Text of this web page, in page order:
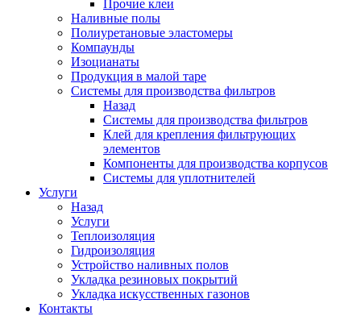
Прочие клеи
Наливные полы
Полиуретановые эластомеры
Компаунды
Изоцианаты
Продукция в малой таре
Системы для производства фильтров
Назад
Системы для производства фильтров
Клей для крепления фильтрующих
элементов
Компоненты для производства корпусов
Системы для уплотнителей
Услуги
Назад
Услуги
Теплоизоляция
Гидроизоляция
Устройство наливных полов
Укладка резиновых покрытий
Укладка искусственных газонов
Контакты